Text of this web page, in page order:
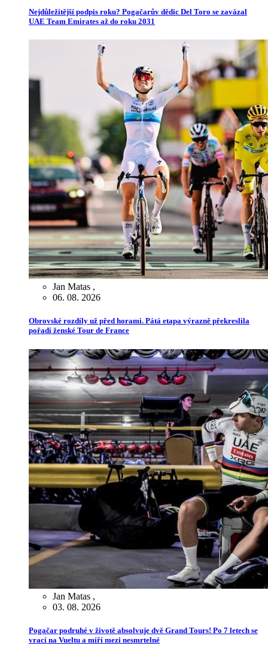
Nejdůležitější podpis roku? Pogačarův dědic Del Toro se zavázal
UAE Team Emirates až do roku 2031
Jan Matas ,
06. 08. 2026
Obrovské rozdíly už před horami. Pátá etapa výrazně překreslila
pořadí ženské Tour de France
Jan Matas ,
03. 08. 2026
Pogačar podruhé v životě absolvuje dvě Grand Tours! Po 7 letech se
vrací na Vueltu a míří mezi nesmrtelné